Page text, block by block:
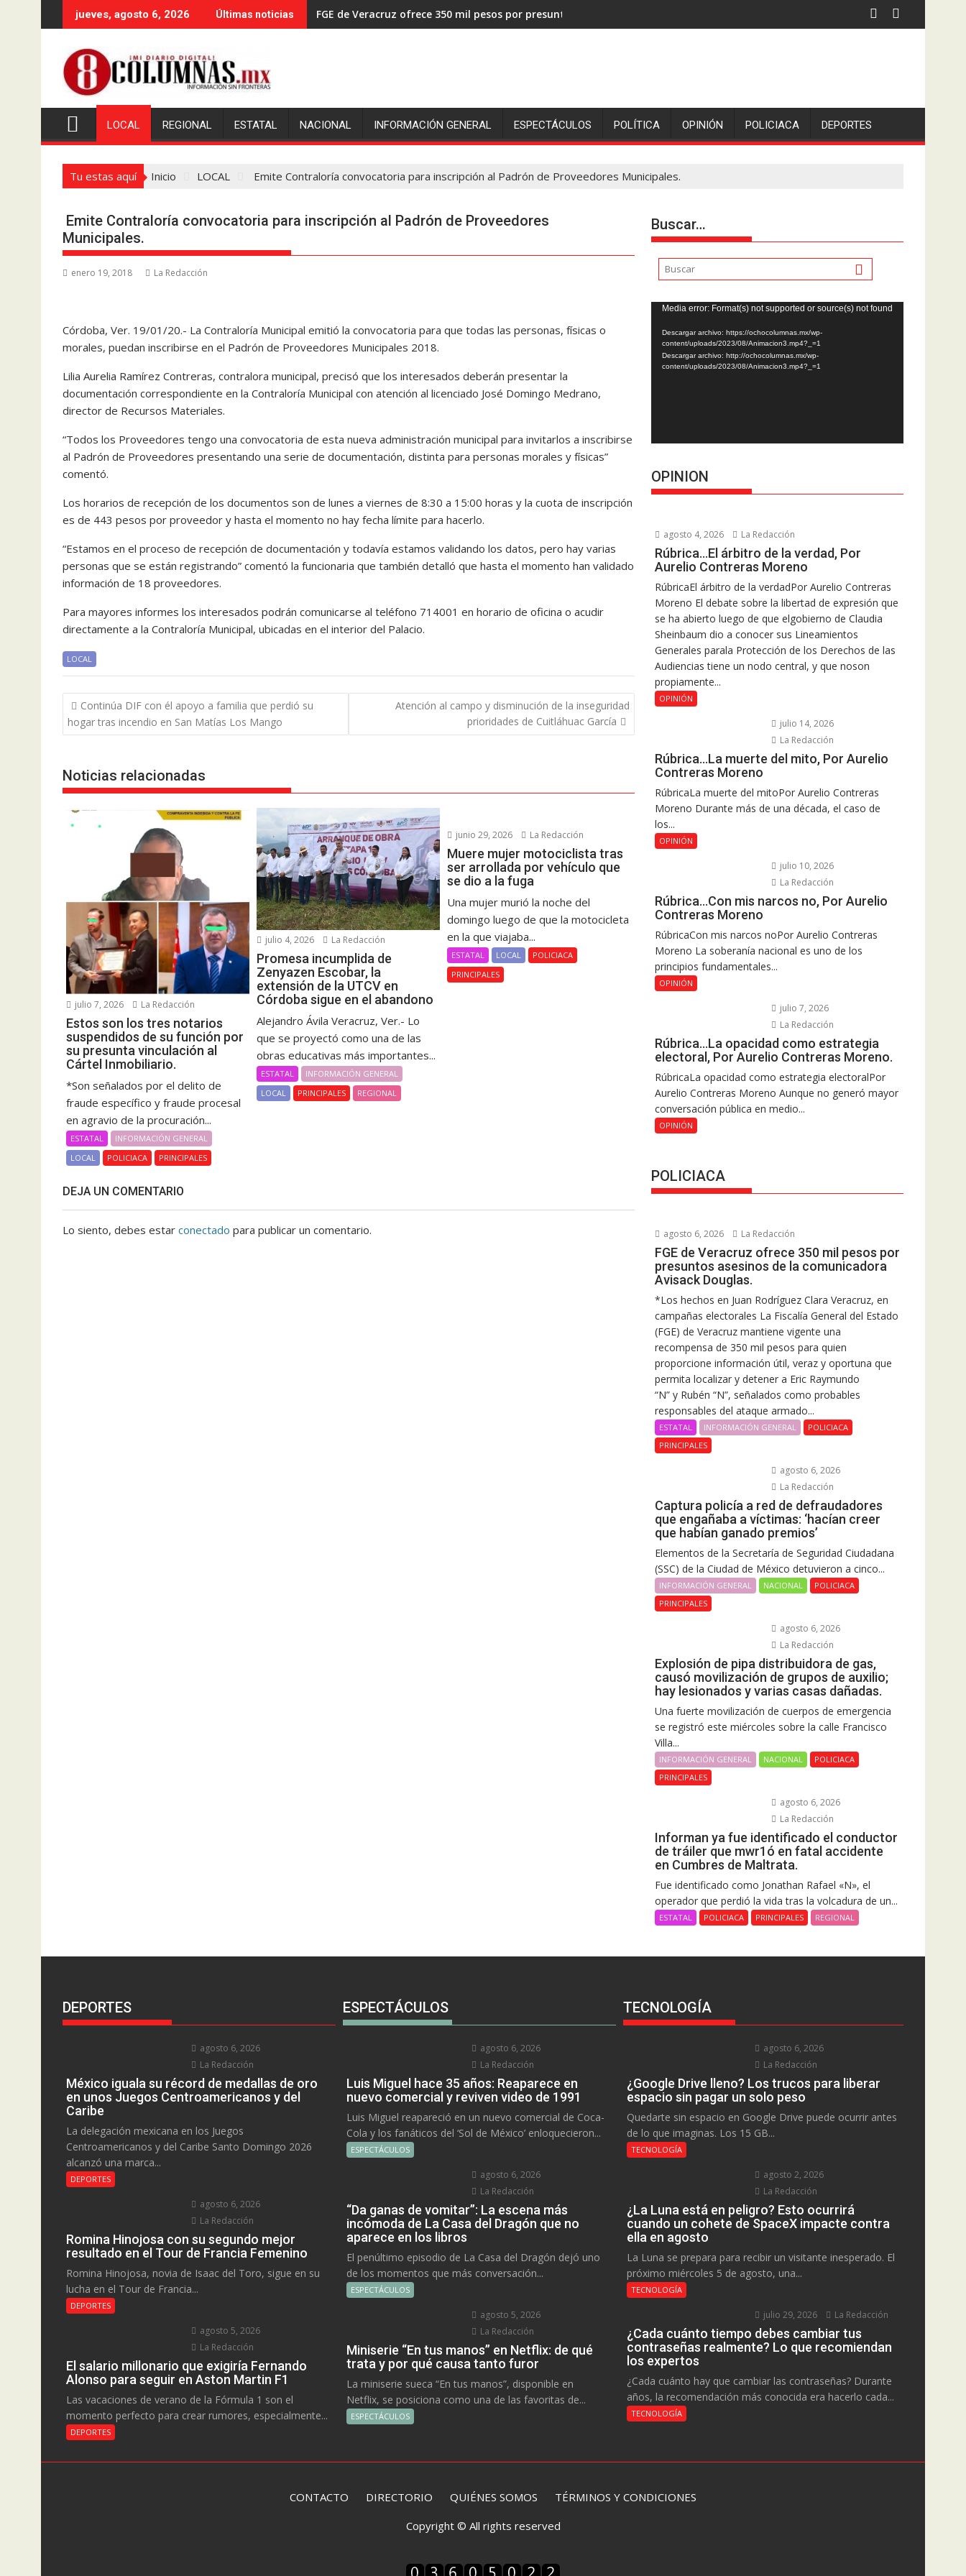
al
jueves, agosto 6, 2026 Últimas noticias FGE de Veracruz ofrece 350 mil pesos por presuntos asesinos de la comunicadora Avisack Douglas.
LOCAL REGIONAL ESTATAL NACIONAL INFORMACIÓN GENERAL ESPECTÁCULOS POLÍTICA OPINIÓN POLICIACA DEPORTES
Tu estas aquí Inicio LOCAL Emite Contraloría convocatoria para inscripción al Padrón de Proveedores Municipales.
Emite Contraloría convocatoria para inscripción al Padrón de Proveedores
Municipales.
enero 19, 2018 La Redacción
Córdoba, Ver. 19/01/20.- La Contraloría Municipal emitió la convocatoria para que todas las personas, físicas o
morales, puedan inscribirse en el Padrón de Proveedores Municipales 2018.
Lilia Aurelia Ramírez Contreras, contralora municipal, precisó que los interesados deberán presentar la
documentación correspondiente en la Contraloría Municipal con atención al licenciado José Domingo Medrano,
director de Recursos Materiales.
“Todos los Proveedores tengo una convocatoria de esta nueva administración municipal para invitarlos a inscribirse
al Padrón de Proveedores presentando una serie de documentación, distinta para personas morales y físicas”
comentó.
Los horarios de recepción de los documentos son de lunes a viernes de 8:30 a 15:00 horas y la cuota de inscripción
es de 443 pesos por proveedor y hasta el momento no hay fecha límite para hacerlo.
“Estamos en el proceso de recepción de documentación y todavía estamos validando los datos, pero hay varias
personas que se están registrando” comentó la funcionaria que también detalló que hasta el momento han validado
información de 18 proveedores.
Para mayores informes los interesados podrán comunicarse al teléfono 714001 en horario de oficina o acudir
directamente a la Contraloría Municipal, ubicadas en el interior del Palacio.
LOCAL
Navegación
de
entradas
Continúa DIF con él apoyo a familia que perdió su
hogar tras incendio en San Matías Los Mango
Atención al campo y disminución de la inseguridad
prioridades de Cuitláhuac García
Noticias relacionadas
julio 7, 2026 La Redacción
Estos son los tres notarios
suspendidos de su función por
su presunta vinculación al
Cártel Inmobiliario.
*Son señalados por el delito de
fraude específico y fraude procesal
en agravio de la procuración...
ESTATAL
INFORMACIÓN GENERAL
LOCAL
POLICIACA PRINCIPALES
julio 4, 2026 La Redacción
Promesa incumplida de
Zenyazen Escobar, la
extensión de la UTCV en
Córdoba sigue en el abandono
Alejandro Ávila Veracruz, Ver.- Lo
que se proyectó como una de las
obras educativas más importantes...
ESTATAL
INFORMACIÓN GENERAL
LOCAL
PRINCIPALES REGIONAL
junio 29, 2026 La Redacción
Muere mujer motociclista tras
ser arrollada por vehículo que
se dio a la fuga
Una mujer murió la noche del
domingo luego de que la motocicleta
en la que viajaba...
ESTATAL LOCAL
POLICIACA
PRINCIPALES
DEJA UN COMENTARIO
Lo siento, debes estar conectado para publicar un comentario.
Buscar…
Reproductor
de
vídeo
Media error: Format(s) not supported or source(s) not found
Descargar archivo: https://ochocolumnas.mx/wp-
content/uploads/2023/08/Animacion3.mp4?_=1
Descargar archivo: http://ochocolumnas.mx/wp-
content/uploads/2023/08/Animacion3.mp4?_=1
OPINION
agosto 4, 2026 La Redacción
Rúbrica…El árbitro de la verdad, Por
Aurelio Contreras Moreno
RúbricaEl árbitro de la verdadPor Aurelio Contreras
Moreno El debate sobre la libertad de expresión que
se ha abierto luego de que elgobierno de Claudia
Sheinbaum dio a conocer sus Lineamientos
Generales parala Protección de los Derechos de las
Audiencias tiene un nodo central, y que noson
propiamente...
OPINIÓN
julio 14, 2026
La Redacción
Rúbrica…La muerte del mito, Por Aurelio
Contreras Moreno
RúbricaLa muerte del mitoPor Aurelio Contreras
Moreno Durante más de una década, el caso de
los...
OPINIÓN
julio 10, 2026
La Redacción
Rúbrica…Con mis narcos no, Por Aurelio
Contreras Moreno
RúbricaCon mis narcos noPor Aurelio Contreras
Moreno La soberanía nacional es uno de los
principios fundamentales...
OPINIÓN
julio 7, 2026
La Redacción
Rúbrica…La opacidad como estrategia
electoral, Por Aurelio Contreras Moreno.
RúbricaLa opacidad como estrategia electoralPor
Aurelio Contreras Moreno Aunque no generó mayor
conversación pública en medio...
OPINIÓN
POLICIACA
agosto 6, 2026 La Redacción
FGE de Veracruz ofrece 350 mil pesos por
presuntos asesinos de la comunicadora
Avisack Douglas.
*Los hechos en Juan Rodríguez Clara Veracruz, en
campañas electorales La Fiscalía General del Estado
(FGE) de Veracruz mantiene vigente una
recompensa de 350 mil pesos para quien
proporcione información útil, veraz y oportuna que
permita localizar y detener a Eric Raymundo
“N” y Rubén “N”, señalados como probables
responsables del ataque armado...
ESTATAL INFORMACIÓN GENERAL
POLICIACA
PRINCIPALES
agosto 6, 2026
La Redacción
Captura policía a red de defraudadores
que engañaba a víctimas: ‘hacían creer
que habían ganado premios’
Elementos de la Secretaría de Seguridad Ciudadana
(SSC) de la Ciudad de México detuvieron a cinco...
INFORMACIÓN GENERAL NACIONAL
POLICIACA
PRINCIPALES
agosto 6, 2026
La Redacción
Explosión de pipa distribuidora de gas,
causó movilización de grupos de auxilio;
hay lesionados y varias casas dañadas.
Una fuerte movilización de cuerpos de emergencia
se registró este miércoles sobre la calle Francisco
Villa...
INFORMACIÓN GENERAL NACIONAL
POLICIACA
PRINCIPALES
agosto 6, 2026
La Redacción
Informan ya fue identificado el conductor
de tráiler que mwr1ó en fatal accidente
en Cumbres de Maltrata.
Fue identificado como Jonathan Rafael «N», el
operador que perdió la vida tras la volcadura de un...
ESTATAL POLICIACA PRINCIPALES REGIONAL
DEPORTES
agosto 6, 2026
La Redacción
México iguala su récord de medallas de oro
en unos Juegos Centroamericanos y del
Caribe
La delegación mexicana en los Juegos
Centroamericanos y del Caribe Santo Domingo 2026
alcanzó una marca...
DEPORTES
agosto 6, 2026
La Redacción
Romina Hinojosa con su segundo mejor
resultado en el Tour de Francia Femenino
Romina Hinojosa, novia de Isaac del Toro, sigue en su
lucha en el Tour de Francia...
DEPORTES
agosto 5, 2026
La Redacción
El salario millonario que exigiría Fernando
Alonso para seguir en Aston Martin F1
Las vacaciones de verano de la Fórmula 1 son el
momento perfecto para crear rumores, especialmente...
DEPORTES
ESPECTÁCULOS
agosto 6, 2026
La Redacción
Luis Miguel hace 35 años: Reaparece en
nuevo comercial y reviven video de 1991
Luis Miguel reapareció en un nuevo comercial de Coca-
Cola y los fanáticos del ‘Sol de México’ enloquecieron...
ESPECTÁCULOS
agosto 6, 2026
La Redacción
“Da ganas de vomitar”: La escena más
incómoda de La Casa del Dragón que no
aparece en los libros
El penúltimo episodio de La Casa del Dragón dejó uno
de los momentos que más conversación...
ESPECTÁCULOS
agosto 5, 2026
La Redacción
Miniserie “En tus manos” en Netflix: de qué
trata y por qué causa tanto furor
La miniserie sueca “En tus manos”, disponible en
Netflix, se posiciona como una de las favoritas de...
ESPECTÁCULOS
TECNOLOGÍA
agosto 6, 2026
La Redacción
¿Google Drive lleno? Los trucos para liberar
espacio sin pagar un solo peso
Quedarte sin espacio en Google Drive puede ocurrir antes
de lo que imaginas. Los 15 GB...
TECNOLOGÍA
agosto 2, 2026
La Redacción
¿La Luna está en peligro? Esto ocurrirá
cuando un cohete de SpaceX impacte contra
ella en agosto
La Luna se prepara para recibir un visitante inesperado. El
próximo miércoles 5 de agosto, una...
TECNOLOGÍA
julio 29, 2026 La Redacción
¿Cada cuánto tiempo debes cambiar tus
contraseñas realmente? Lo que recomiendan
los expertos
¿Cada cuánto hay que cambiar las contraseñas? Durante
años, la recomendación más conocida era hacerlo cada...
TECNOLOGÍA
CONTACTO DIRECTORIO QUIÉNES SOMOS TÉRMINOS Y CONDICIONES
Copyright © All rights reserved